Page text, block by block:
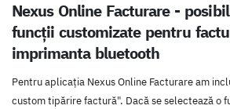
Nexus Online Facturare -
funcții customizate pentru
imprimanta bluetooth
Pentru aplicația Nexus Online Facturare am
custom tipărire factură". Dacă se selectează o